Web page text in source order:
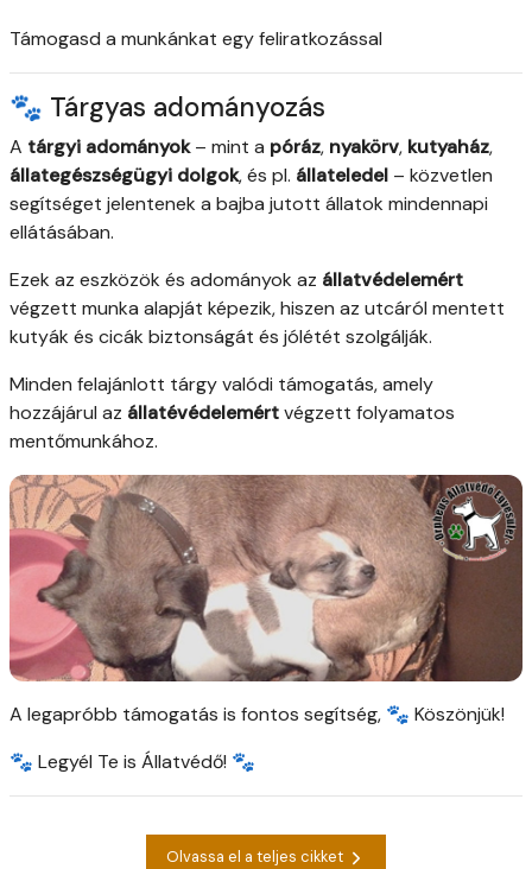
Támogasd a munkánkat egy feliratkozással
🐾 Tárgyas adományozás
A tárgyi adományok– mint a póráz, nyakörv, kutyaház,
állategészségügyi dolgok, és pl. állateledel – közvetlen
segítséget jelentenek a bajba jutott állatok mindennapi
ellátásában.
Ezek az eszközök és adományok az állatvédelemért
végzett munka alapját képezik, hiszen az utcáról mentett
kutyák és cicák biztonságát és jólétét szolgálják.
Minden felajánlott tárgy valódi támogatás, amely
hozzájárul az állatévédelemértvégzett folyamatos
mentőmunkához.
A legapróbb támogatás is fontos segítség, 🐾 Köszönjük!
🐾 Legyél Te is Állatvédő! 🐾
Olvassa el a teljes cikket